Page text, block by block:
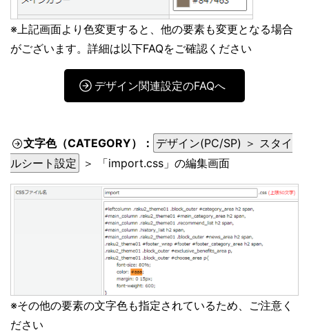
※上記画面より色変更すると、他の要素も変更となる場合
がございます。詳細は以下FAQをご確認ください
デザイン関連設定のFAQへ
文字色（CATEGORY）： デザイン(PC/SP) ＞ スタイ
ルシート設定
＞ 「import.css」の編集画面
※その他の要素の文字色も指定されているため、ご注意く
ださい